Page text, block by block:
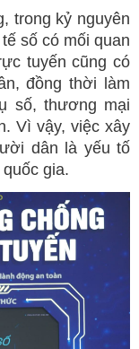
trong kỷ nguyên
số có mối quan
tuyến cũng có
đồng thời làm
số, thương mại
Vì vậy, việc xây
dân là yếu tố
gia.